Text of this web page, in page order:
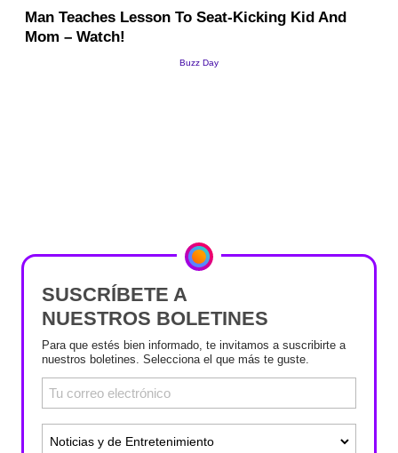
SUSCRÍBETE A
NUESTROS BOLETINES
Para que estés bien informado, te invitamos a suscribirte a
nuestros boletines. Selecciona el que más te guste.